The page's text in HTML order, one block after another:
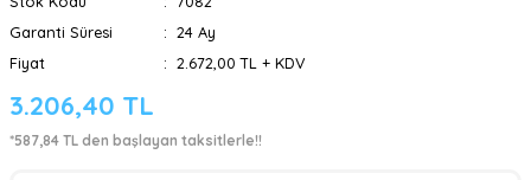
Garanti Süresi
24 Ay
Fiyat
2.672,00 TL + KDV
3.206,40 TL
*587,84 TL den başlayan taksitlerle!!